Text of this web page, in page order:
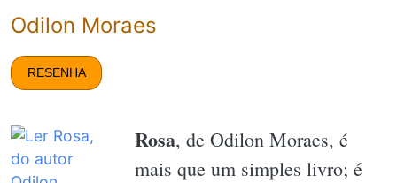
Odilon Moraes
RESENHA
Rosa, de Odilon Moraes, é
mais que um simples livro; é